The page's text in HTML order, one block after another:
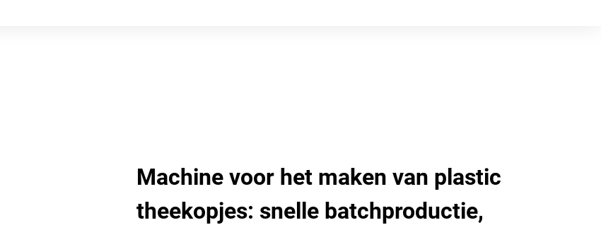
Machine voor het maken van plastic
theekopjes: snelle batchproductie,